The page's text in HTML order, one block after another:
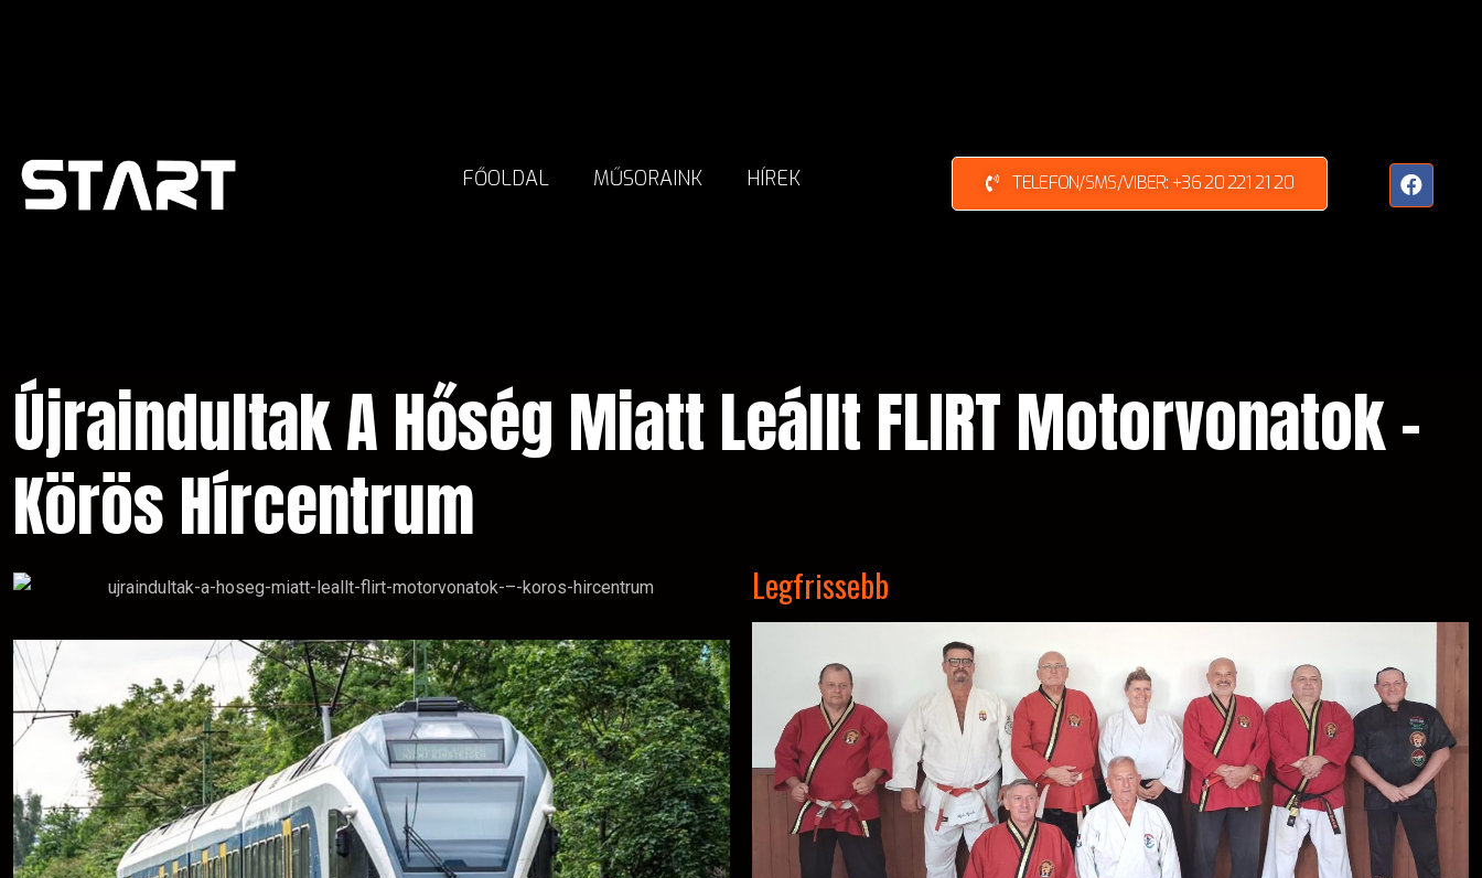
FŐOLDAL MŰSORAINK HÍREK TELEFON/SMS/VIBER: +36 20 221 21 20
Újraindultak A Hőség Miatt Leállt FLIRT Motorvonatok –
Körös Hírcentrum
Legfrissebb